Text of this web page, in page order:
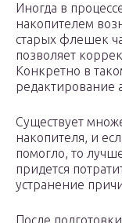
Иногда в
накопителем
старых флешек
позволяет
Конкретно в
редактирование
Существует
накопителя, и
помогло, то
придется
устранение
После